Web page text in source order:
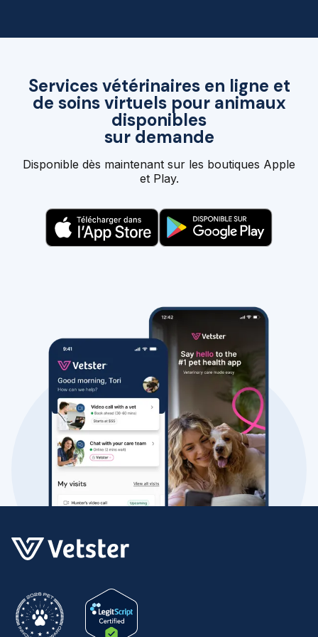
Services vétérinaires en ligne et
de soins virtuels pour animaux
disponibles
sur demande
Disponible dès maintenant sur les boutiques Apple
et Play.